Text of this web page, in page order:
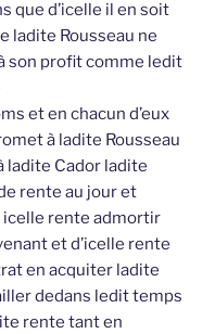
que d’icelle il en soit
ladite Rousseau ne
son profit comme ledit
et en chacun d’eux
à ladite Rousseau
ladite Cador ladite
rente au jour et
rente admortir
et d’icelle rente
en acquiter ladite
dedans ledit temps
rente tant en